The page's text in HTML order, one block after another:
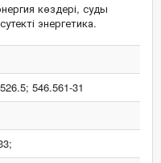
көздері, суды
энергетика.
546.561-31